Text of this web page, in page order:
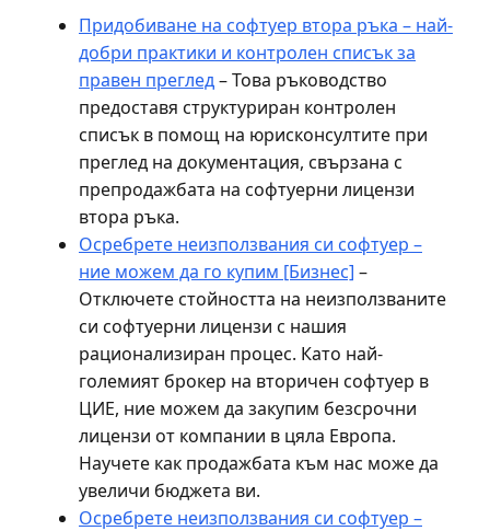
Придобиване на софтуер втора ръка – най-
добри практики и контролен списък за
правен преглед– Това ръководство
предоставя структуриран контролен
списък в помощ на юрисконсултите при
преглед на документация, свързана с
препродажбата на софтуерни лицензи
втора ръка.
Осребрете неизползвания си софтуер –
ние можем да го купим [Бизнес] –
Отключете стойността на неизползваните
си софтуерни лицензи с нашия
рационализиран процес. Като най-
големият брокер на вторичен софтуер в
ЦИЕ, ние можем да закупим безсрочни
лицензи от компании в цяла Европа.
Научете как продажбата към нас може да
увеличи бюджета ви.
Осребрете неизползвания си софтуер –